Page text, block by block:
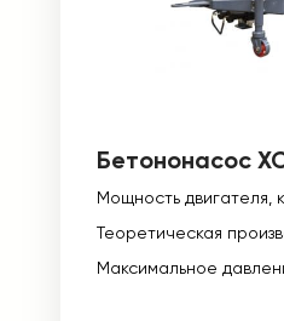
Бетононасос
Мощность двигателя,
Теоретическая
Максимальное